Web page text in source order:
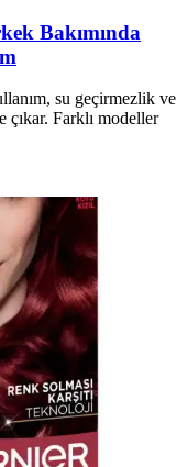
Bakımında
su geçirmezlik ve
çıkar. Farklı modeller